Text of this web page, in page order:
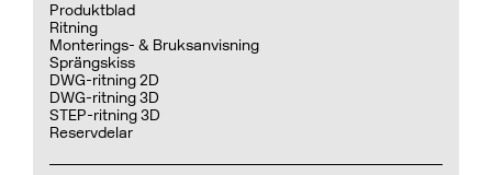
Produktblad
Ritning
Monterings- & Bruksanvisning
Sprängskiss
DWG-ritning 2D
DWG-ritning 3D
STEP-ritning 3D
Reservdelar